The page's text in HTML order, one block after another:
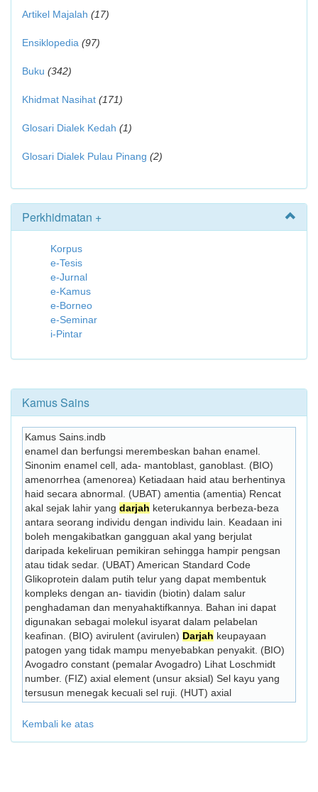
Artikel Majalah (17)
Ensiklopedia (97)
Buku (342)
Khidmat Nasihat (171)
Glosari Dialek Kedah (1)
Glosari Dialek Pulau Pinang (2)
Perkhidmatan +
Korpus
e-Tesis
e-Jurnal
e-Kamus
e-Borneo
e-Seminar
i-Pintar
Kamus Sains
Kamus Sains.indb
enamel dan berfungsi merembeskan bahan enamel.
Sinonim enamel cell, ada- mantoblast, ganoblast. (BIO)
amenorrhea (amenorea) Ketiadaan haid atau berhentinya
haid secara abnormal. (UBAT) amentia (amentia) Rencat
akal sejak lahir yang darjah keterukannya berbeza-beza
antara seorang individu dengan individu lain. Keadaan ini
boleh mengakibatkan gangguan akal yang berjulat
daripada kekeliruan pemikiran sehingga hampir pengsan
atau tidak sedar. (UBAT) American Standard Code
Glikoprotein dalam putih telur yang dapat membentuk
kompleks dengan an- tiavidin (biotin) dalam salur
penghadaman dan menyahaktifkannya. Bahan ini dapat
digunakan sebagai molekul isyarat dalam pelabelan
keafinan. (BIO) avirulent (avirulen) Darjah keupayaan
patogen yang tidak mampu menyebabkan penyakit. (BIO)
Avogadro constant (pemalar Avogadro) Lihat Loschmidt
number. (FIZ) axial element (unsur aksial) Sel kayu yang
tersusun menegak kecuali sel ruji. (HUT) axial
Kembali ke atas